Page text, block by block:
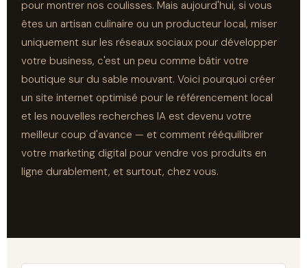
pour montrer nos coulisses. Mais aujourd'hui, si vous
êtes un artisan culinaire ou un producteur local, miser
uniquement sur les réseaux sociaux pour développer
votre business, c'est un peu comme bâtir votre
boutique sur du sable mouvant. Voici pourquoi créer
un site internet optimisé pour le référencement local
et les nouvelles recherches IA est devenu votre
meilleur coup d'avance — et comment rééquilibrer
votre marketing digital pour vendre vos produits en
ligne durablement, et surtout, chez vous.